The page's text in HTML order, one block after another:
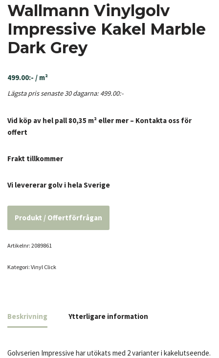
Wallmann Vinylgolv
Impressive Kakel Marble
Dark Grey
499.00:- / m²
Lägsta pris senaste 30 dagarna: 499.00:-
Vid köp av hel pall 80,35 m² eller mer – Kontakta oss för
offert
Frakt tillkommer
Vi levererar golv i hela Sverige
Produkt / Offertförfrågan
Artikelnr: 2089861
Kategori: Vinyl Click
Beskrivning Ytterligare information
Golvserien Impressive har utökats med 2 varianter i kakelutseende.